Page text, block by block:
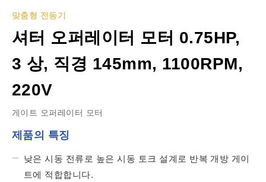
맞춤형 전동기
셔터 오퍼레이터 모터 0.75HP,
3 상, 직경 145mm, 1100RPM,
220V
게이트 오퍼레이터 모터
제품의 특징
낮은 시동 전류로 높은 시동 토크 설계로 반복 개방 게이
트에 적합합니다.